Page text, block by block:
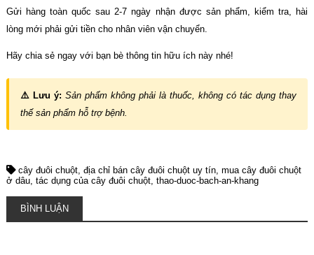
Gửi hàng toàn quốc sau 2-7 ngày nhận được sản phẩm, kiểm tra, hài
lòng mới phải gửi tiền cho nhân viên vận chuyển.
Hãy chia sẻ ngay với bạn bè thông tin hữu ích này nhé!
⚠️ Lưu ý: Sản phẩm không phải là thuốc, không có tác dụng thay
thế sản phẩm hỗ trợ bệnh.
cây đuôi chuột địa chỉ bán cây đuôi chuột uy tín mua cây đuôi chuột
ở dâu tác dụng của cây đuôi chuột thao-duoc-bach-an-khang
BÌNH LUẬN